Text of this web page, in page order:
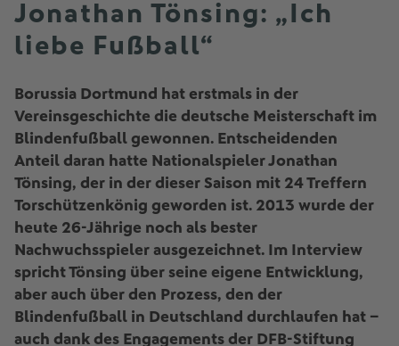
Jonathan Tönsing: „Ich
liebe Fußball“
Borussia Dortmund hat erstmals in der
Vereinsgeschichte die deutsche Meisterschaft im
Blindenfußball gewonnen. Entscheidenden
Anteil daran hatte Nationalspieler Jonathan
Tönsing, der in der dieser Saison mit 24 Treffern
Torschützenkönig geworden ist. 2013 wurde der
heute 26-Jährige noch als bester
Nachwuchsspieler ausgezeichnet. Im Interview
spricht Tönsing über seine eigene Entwicklung,
aber auch über den Prozess, den der
Blindenfußball in Deutschland durchlaufen hat –
auch dank des Engagements der DFB-Stiftung